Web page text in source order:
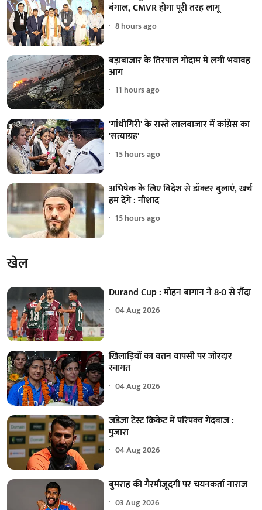
बंगाल, CMVR होगा पूरी तरह लागू
8 hours ago
बड़ाबाजार के तिरपाल गोदाम में लगी भयावह
आग
11 hours ago
'गांधीगिरी' के रास्ते लालबाजार में कांग्रेस का
'सत्याग्रह'
15 hours ago
अभिषेक के लिए विदेश से डॉक्टर बुलाएं, खर्च
हम देंगे : नौशाद
15 hours ago
खेल
Durand Cup : मोहन बागान ने 8-0 से रौंदा
04 Aug 2026
खिलाड़ियों का वतन वापसी पर जोरदार
स्वागत
04 Aug 2026
जडेजा टेस्ट क्रिकेट में परिपक्व गेंदबाज :
पुजारा
04 Aug 2026
बुमराह की गैरमौजूदगी पर चयनकर्ता नाराज
03 Aug 2026